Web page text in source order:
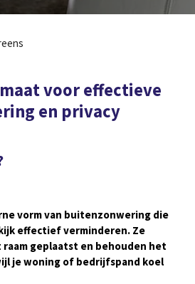
voor effectieve
en privacy
vorm van buitenzonwering die
effectief verminderen. Ze
geplaatst en behouden het
je woning of bedrijfspand koel